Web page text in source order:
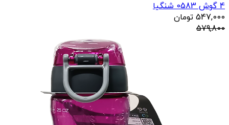
4 گوش 0583 شنگیا
547,000 تومان
579,800